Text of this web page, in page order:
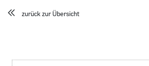
zurück zur Übersicht